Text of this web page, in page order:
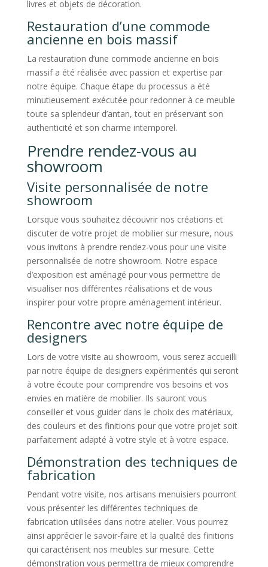
livres et objets de décoration.
Restauration d’une commode
ancienne en bois massif
La restauration d’une commode ancienne en bois
massif a été réalisée avec passion et expertise par
notre équipe. Chaque étape du processus a été
minutieusement exécutée pour redonner à ce meuble
toute sa splendeur d’antan, tout en préservant son
authenticité et son charme intemporel.
Prendre rendez-vous au
showroom
Visite personnalisée de notre
showroom
Lorsque vous souhaitez découvrir nos créations et
discuter de votre projet de mobilier sur mesure, nous
vous invitons à prendre rendez-vous pour une visite
personnalisée de notre showroom. Notre espace
d’exposition est aménagé pour vous permettre de
visualiser nos différentes réalisations et de vous
inspirer pour votre propre aménagement intérieur.
Rencontre avec notre équipe de
designers
Lors de votre visite au showroom, vous serez accueilli
par notre équipe de designers expérimentés qui seront
à votre écoute pour comprendre vos besoins et vos
envies en matière de mobilier. Ils sauront vous
conseiller et vous guider dans le choix des matériaux,
des couleurs et des finitions pour que votre projet soit
parfaitement adapté à votre style et à votre espace.
Démonstration des techniques de
fabrication
Pendant votre visite, nos artisans menuisiers pourront
vous présenter les différentes techniques de
fabrication utilisées dans notre atelier. Vous pourrez
ainsi apprécier le savoir-faire et la qualité des finitions
qui caractérisent nos meubles sur mesure. Cette
démonstration vous permettra de mieux comprendre